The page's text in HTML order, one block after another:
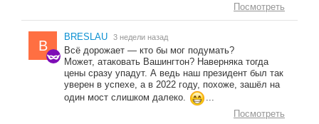
Посмотреть
B
BRESLAU 3 недели назад
Всё дорожает — кто бы мог подумать?
Может, атаковать Вашингтон? Наверняка тогда
цены сразу упадут. А ведь наш президент был так
уверен в успехе, а в 2022 году, похоже, зашёл на
один мост слишком далеко.
...
Посмотреть